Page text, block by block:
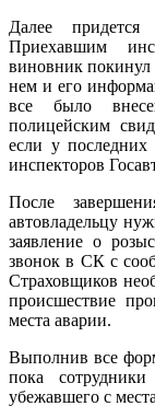
Далее придется
Приехавшим
виновник
нем и его
все было
полицейским
если у последних
инспекторов
После
автовладельцу
заявление о
звонок в СК с
Страховщиков
происшествие
места аварии.
Выполнив все
пока сотрудники
убежавшего с